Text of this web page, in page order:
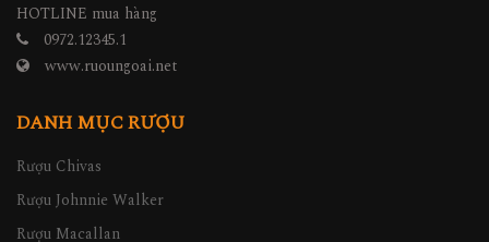
HOTLINE mua hàng
0972.12345.1
www.ruoungoai.net
DANH MỤC RƯỢU
Rượu Chivas
Rượu Johnnie Walker
Rượu Macallan